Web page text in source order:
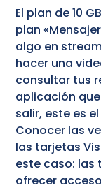
El plan de 10
plan
algo en
hacer una
consultar tus
aplicación
salir, este es
Conocer las
las tarjetas
este caso: las
ofrecer